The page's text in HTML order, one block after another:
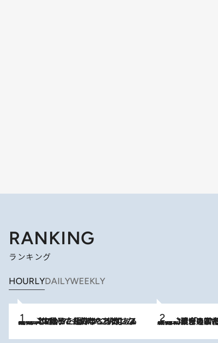
RANKING
ランキング
HOURLYDAILYWEEKLY
2026.8.5
【阿川佐和子さんの年とる力】なぜ70代で始めた趣味は“こんなに楽しい”のか？ ピアノ、俳句…スランプに陥っても続けられる“ある秘訣”とは 2026.8.3
慶應幼稚舎の図書室からテレビの世界に飛び込んだ阿川佐和子（72）